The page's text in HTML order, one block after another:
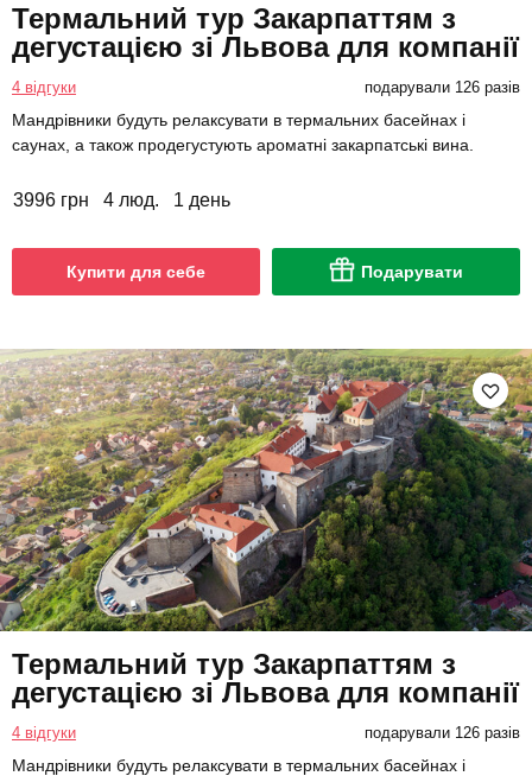
Термальний тур Закарпаттям з
дегустацією зі Львова для компанії
4 відгуки подарували 126 разів
Мандрівники будуть релаксувати в термальних басейнах і
саунах, а також продегустують ароматні закарпатські вина.
3996 грн 4 люд. 1 день
Купити для себе Подарувати
Термальний тур Закарпаттям з
дегустацією зі Львова для компанії
4 відгуки подарували 126 разів
Мандрівники будуть релаксувати в термальних басейнах і